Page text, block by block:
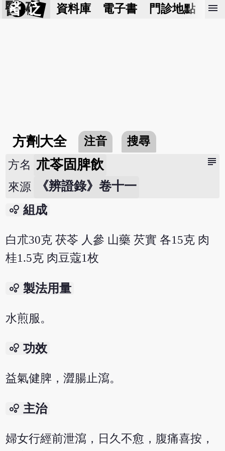
醫 砭 資料庫 電子書 門診地點 預
menu
方劑大全 注音 搜尋
subject
方名 朮苓固脾飲
來源 《辨證錄》卷十一
bubble_chart 組成
白朮30克 茯苓 人參 山藥 芡實 各15克 肉
桂1.5克 肉豆蔻1枚
bubble_chart 製法用量
水煎服。
bubble_chart 功效
益氣健脾，澀腸止瀉。
bubble_chart 主治
婦女行經前泄瀉，日久不愈，腹痛喜按，